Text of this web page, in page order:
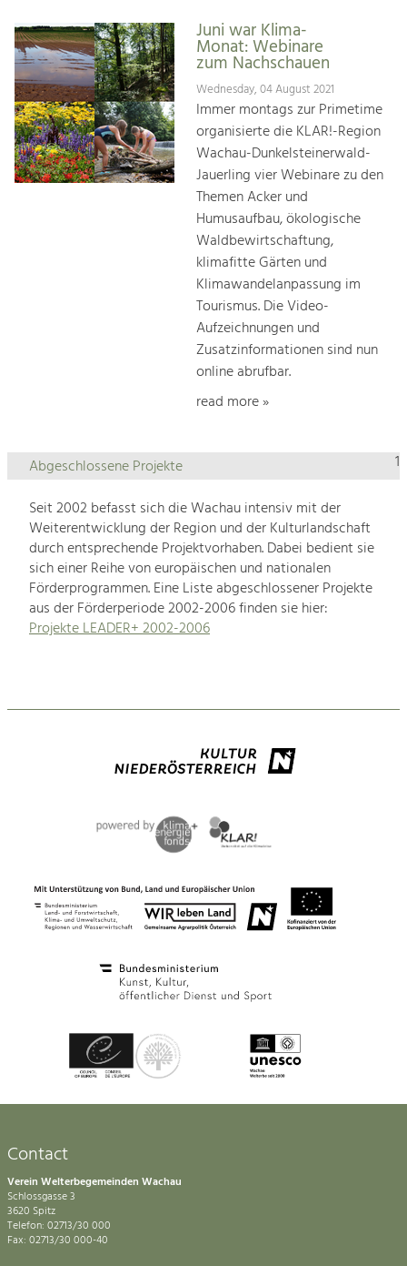
Juni war Klima-
Monat: Webinare
zum Nachschauen
Wednesday, 04 August 2021
Immer montags zur Primetime
organisierte die KLAR!-Region
Wachau-Dunkelsteinerwald-
Jauerling vier Webinare zu den
Themen Acker und
Humusaufbau, ökologische
Waldbewirtschaftung,
klimafitte Gärten und
Klimawandelanpassung im
Tourismus. Die Video-
Aufzeichnungen und
Zusatzinformationen sind nun
online abrufbar.
read more »
1
Abgeschlossene Projekte
Seit 2002 befasst sich die Wachau intensiv mit der
Weiterentwicklung der Region und der Kulturlandschaft
durch entsprechende Projektvorhaben. Dabei bedient sie
sich einer Reihe von europäischen und nationalen
Förderprogrammen. Eine Liste abgeschlossener Projekte
aus der Förderperiode 2002-2006 finden sie hier:
Projekte LEADER+ 2002-2006
Contact
Verein Welterbegemeinden Wachau
Schlossgasse 3
3620 Spitz
Telefon: 02713/30 000
Fax: 02713/30 000-40